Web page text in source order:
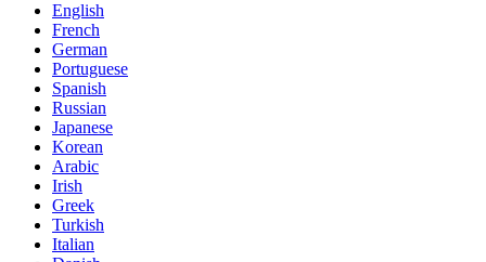
English
French
German
Portuguese
Spanish
Russian
Japanese
Korean
Arabic
Irish
Greek
Turkish
Italian